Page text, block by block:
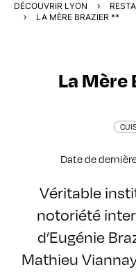
DÉCOUVRIR LYON
LA MÈRE BRAZIER **
La Mère
Date de
Véritable
notoriété
d’Eugénie
Mathieu